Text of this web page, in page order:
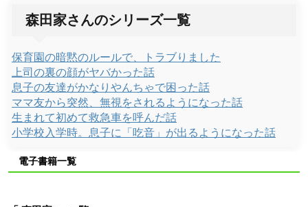
森田家さんのシリーズ一覧
保育園の暗黙のルールで、トラブりました
上司の裏の顔がヤバかった話
息子の友達がかなりやんちゃで困った話
ママ友から突然、無視をされるようになった話
生まれて初めて救急車を呼んだ話
小学校入学時。息子に「吃音」が出るようになった話
電子書籍一覧